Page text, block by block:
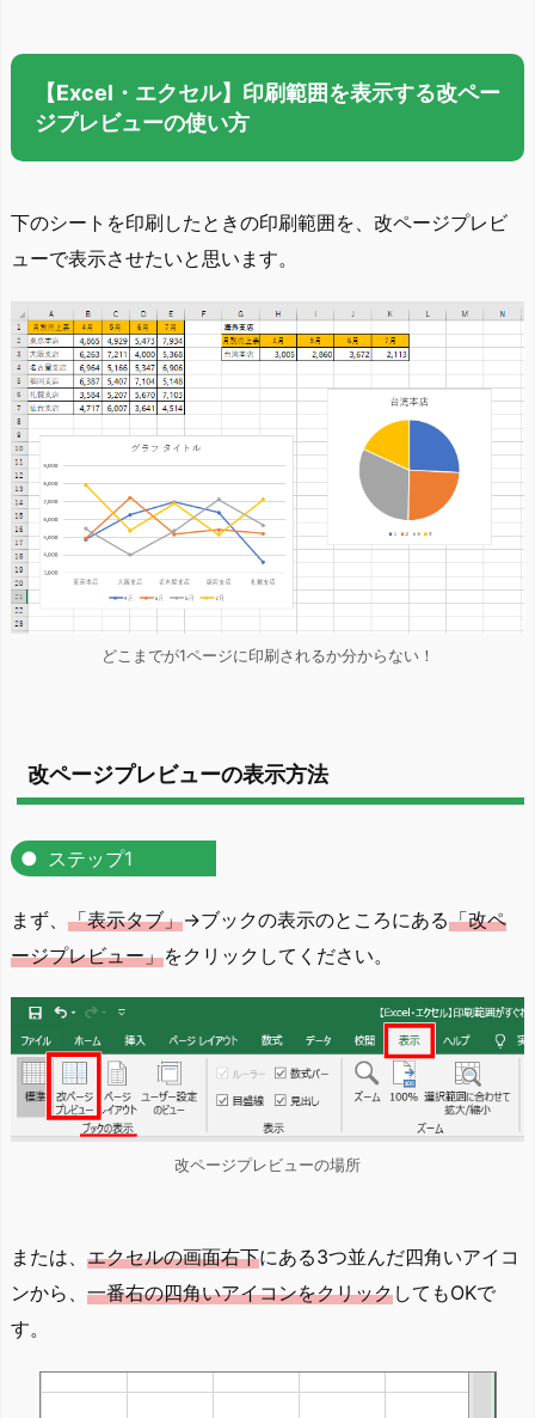
【Excel・エクセル】印刷範囲を表示する改ペー
ジプレビューの使い方
下のシートを印刷したときの印刷範囲を、改ページプレビ
ューで表示させたいと思います。
どこまでが1ページに印刷されるか分からない！
改ページプレビューの表示方法
ステップ1
まず、 「表示タブ」→ブックの表示のところにある「改ペ
ージプレビュー」をクリックしてください。
改ページプレビューの場所
または、 エクセルの画面右下にある3つ並んだ四角いアイコ
ンから、 一番右の四角いアイコンをクリックしてもOKで
す。